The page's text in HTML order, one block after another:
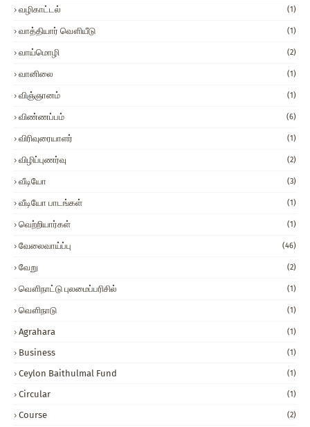
வழிகாட்டல் (1)
வாத்தியார் வௌியீடு (1)
வாய்மொழி (2)
வானிலை (1)
விஞ்ஞானம் (1)
விண்ணப்பம் (6)
விரிவுரையாளர் (1)
விழிப்புணர்வு (2)
வீடியோ (3)
வீடியோ பாடங்கள் (1)
வெற்றியார்கள் (1)
வேலைவாய்ப்பு (46)
வேறு (2)
வௌிநாட்டு புலமைப்பரிசில் (1)
வௌிநாடு (1)
Agrahara (1)
Business (1)
Ceylon Baithulmal Fund (1)
Circular (1)
Course (2)